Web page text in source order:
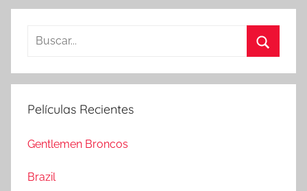
s
a
:
u
Películas Recientes
Gentlemen Broncos
Brazil